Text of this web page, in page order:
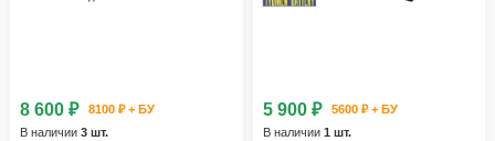
8 600 ₽
8100 ₽ + БУ
В наличии 3 шт.
5 900 ₽
5600 ₽ + БУ
В наличии 1 шт.